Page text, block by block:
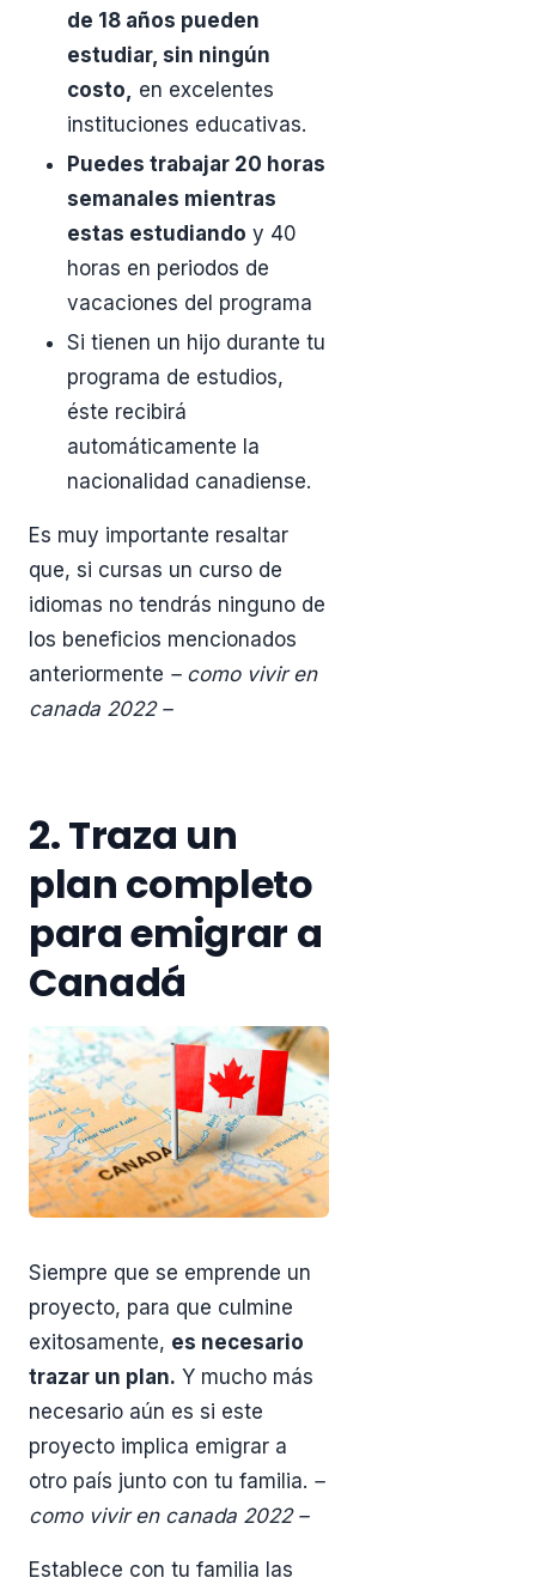
de 18 años pueden
estudiar, sin ningún
costo, en excelentes
instituciones educativas.
Puedes trabajar 20 horas
semanales mientras
estas estudiando y 40
horas en periodos de
vacaciones del programa
Si tienen un hijo durante tu
programa de estudios,
éste recibirá
automáticamente la
nacionalidad canadiense.
Es muy importante resaltar
que, si cursas un curso de
idiomas no tendrás ninguno de
los beneficios mencionados
anteriormente – como vivir en
canada 2022 –
2. Traza un
plan completo
para emigrar a
Canadá
Siempre que se emprende un
proyecto, para que culmine
exitosamente, es necesario
trazar un plan. Y mucho más
necesario aún es si este
proyecto implica emigrar a
otro país junto con tu familia. –
como vivir en canada 2022 –
Establece con tu familia las